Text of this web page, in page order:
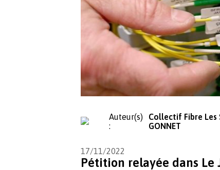
Auteur(s)
:
Collectif Fibre Les
GONNET
17/11/2022
Pétition relayée dans Le